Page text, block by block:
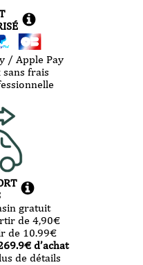
/ Apple Pay
sans frais
gratuit
de 4,90€
de 10.99€
€ d’achat
de détails